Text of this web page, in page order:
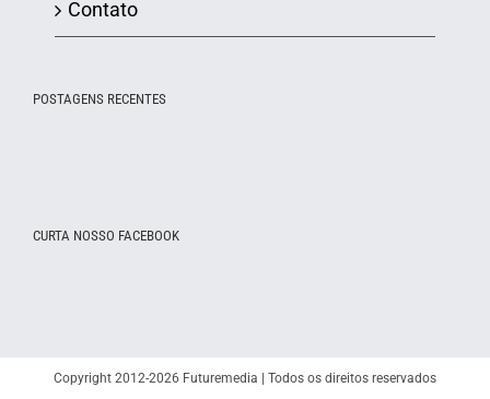
Contato
POSTAGENS RECENTES
CURTA NOSSO FACEBOOK
Copyright 2012-2026 Futuremedia | Todos os direitos reservados